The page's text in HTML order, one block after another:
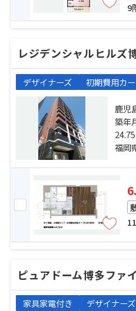
9
レジデンシャルヒルズ
デザイナーズ 初期費用カ
鹿児
岡市
西鉄
20分
築年
福岡
家具家電付き デザイナーズ